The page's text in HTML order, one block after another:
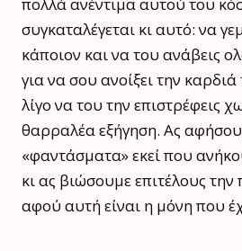
πολλά ανέντιμα αυτού του
συγκαταλέγεται κι αυτό: να
κάποιον και να του ανάβεις
για να σου ανοίξει την
λίγο να του την επιστρέφεις
θαρραλέα εξήγηση. Ας
«φαντάσματα» εκεί που
κι ας βιώσουμε επιτέλους
αφού αυτή είναι η μόνη που